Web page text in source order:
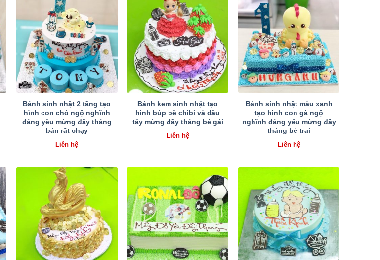
Bánh sinh nhật 2 tầng tạo
hình con chó ngộ nghĩnh
đáng yêu mừng đầy tháng
bán rất chạy
Liên hệ
Bánh kem sinh nhật tạo
hình búp bê chibi và dâu
tây mừng đầy tháng bé gái
Liên hệ
Bánh sinh nhật màu xanh
tạo hình con gà ngộ
nghĩnh đáng yêu mừng đầy
tháng bé trai
Liên hệ